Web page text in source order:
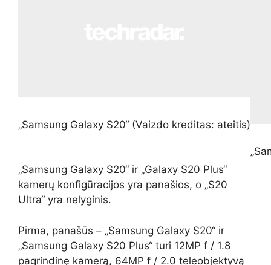
„Samsung Galaxy S20“ (Vaizdo kreditas: ateitis)
„Samsung Galaxy S20“ ir „Galaxy S20 Plus“
kamerų konfigūracijos yra panašios, o „S20
Ultra“ yra nelyginis.
Pirma, panašūs – „Samsung Galaxy S20“ ir
„Samsung Galaxy S20 Plus“ turi 12MP f / 1.8
pagrindinę kamerą, 64MP f / 2.0 teleobjektyvą